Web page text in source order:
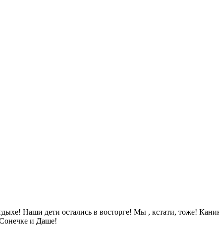
Наши дети остались в восторге! Мы , кстати, тоже!
и Даше!